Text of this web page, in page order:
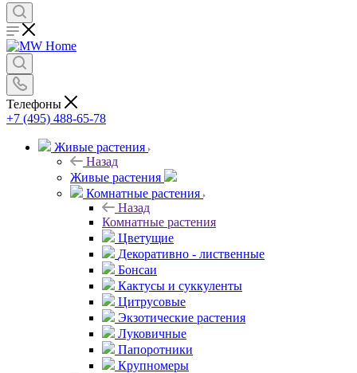
Телефоны
+7 (495) 488-65-78
Живые растения
Назад
Живые растения
Комнатные растения
Назад
Комнатные растения
Цветущие
Декоративно - лиственные
Бонсаи
Кактусы и суккуленты
Цитрусовые
Экзотические растения
Луковичные
Папоротники
Крупномеры